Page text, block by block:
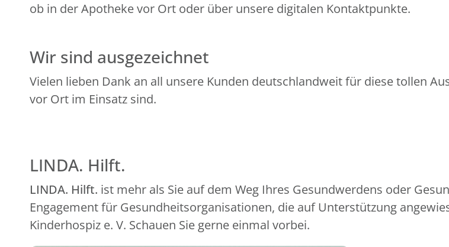
ob in der Apotheke vor Ort oder über unsere digitalen Kontaktpunkte.
Wir sind ausgezeichnet
Vielen lieben Dank an all unsere Kunden deutschlandweit für diese tollen
vor Ort im Einsatz sind.
LINDA. Hilft.
LINDA. Hilft. ist mehr als Sie auf dem Weg Ihres Gesundwerdens oder
Engagement für Gesundheitsorganisationen, die auf Unterstützung
Kinderhospiz e. V. Schauen Sie gerne einmal vorbei.